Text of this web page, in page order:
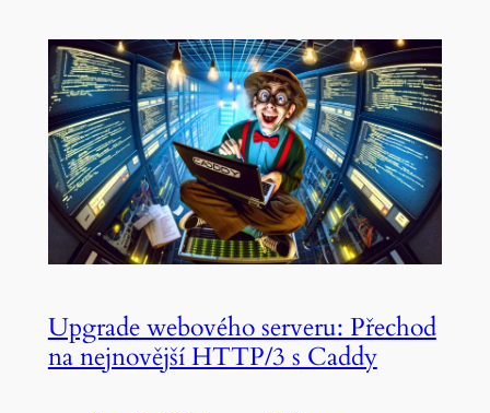
Upgrade webového serveru: Přechod
na nejnovější HTTP/3 s Caddy